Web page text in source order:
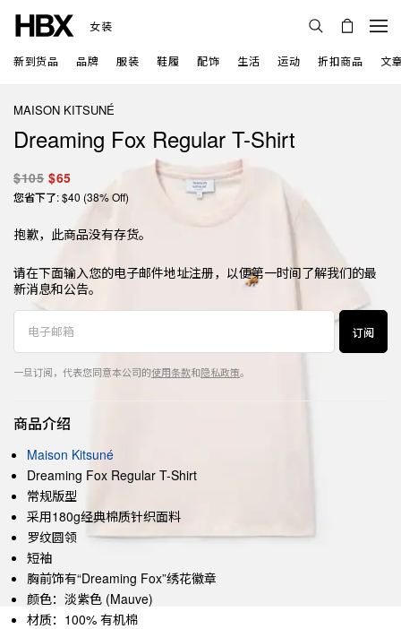
女装
新到货品 品牌 服装 鞋履 配饰 生活 运动 折扣商品 文
MAISON KITSUNÉ
Dreaming Fox Regular T-Shirt
$105 $65
您省下了: $40 (38% Off)
抱歉，此商品没有存货。
请在下面输入您的电子邮件地址注册，以便第一时间了解我们的最
新消息和公告。
订阅
一旦订阅，代表您同意本公司的使用条款和隐私政策。
商品介绍
Maison Kitsuné
Dreaming Fox Regular T-Shirt
常规版型
采用180g经典棉质针织面料
罗纹圆领
短袖
胸前饰有“Dreaming Fox”绣花徽章
颜色：淡紫色 (Mauve)
材质：100% 有机棉